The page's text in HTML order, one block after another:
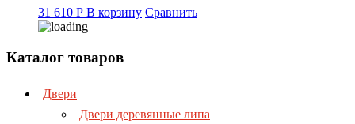
31 610 Р В корзину Сравнить
Каталог товаров
Двери
Двери деревянные липа